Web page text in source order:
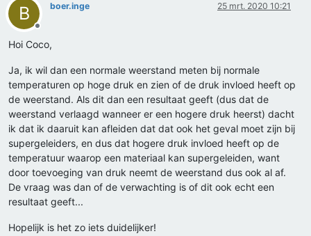
B
Offline
boer.inge 25 mrt. 2020 10:21
Hoi Coco,
Ja, ik wil dan een normale weerstand meten bij normale
temperaturen op hoge druk en zien of de druk invloed heeft op
de weerstand. Als dit dan een resultaat geeft (dus dat de
weerstand verlaagd wanneer er een hogere druk heerst) dacht
ik dat ik daaruit kan afleiden dat dat ook het geval moet zijn bij
supergeleiders, en dus dat hogere druk invloed heeft op de
temperatuur waarop een materiaal kan supergeleiden, want
door toevoeging van druk neemt de weerstand dus ook al af.
De vraag was dan of de verwachting is of dit ook echt een
resultaat geeft...
Hopelijk is het zo iets duidelijker!